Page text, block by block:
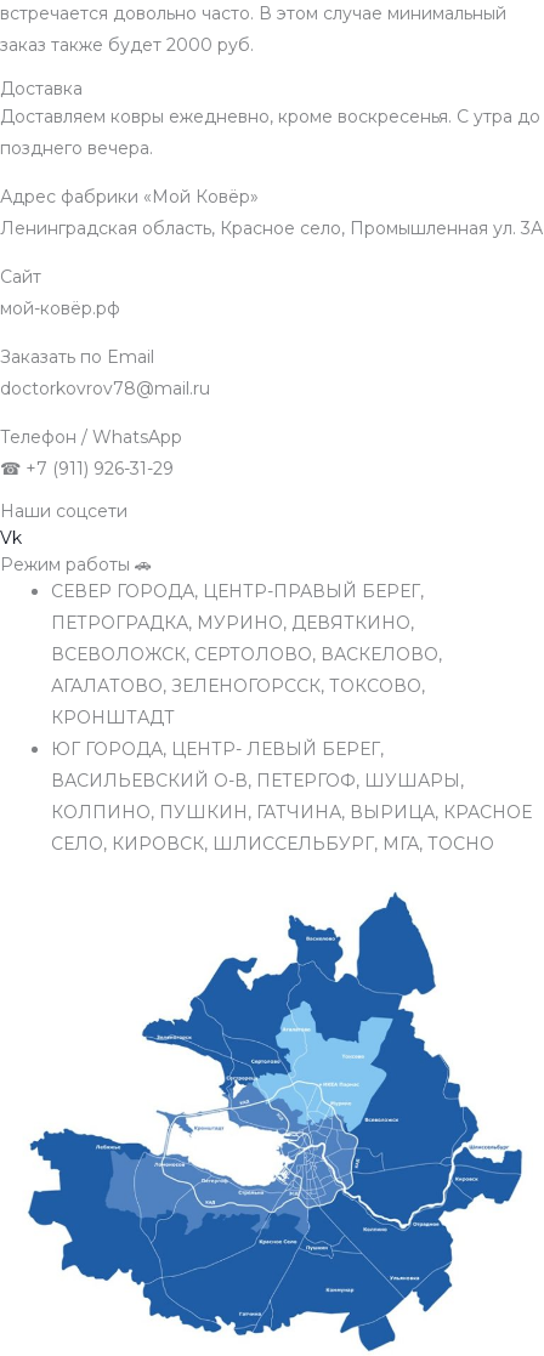
встречается довольно часто. В этом случае минимальный
заказ также будет 2000 руб.
Доставка
Доставляем ковры ежедневно, кроме воскресенья. С утра до
позднего вечера.
Адрес фабрики «Мой Ковёр»
Ленинградская область, Красное село, Промышленная ул. 3А
Сайт
мой-ковёр.рф
Заказать по Email
doctorkovrov78@mail.ru
Телефон / WhatsApp
☎ +7 (911) 926-31-29
Наши соцсети
Vk
Режим работы 🚗
СЕВЕР ГОРОДА, ЦЕНТР-ПРАВЫЙ БЕРЕГ,
ПЕТРОГРАДКА, МУРИНО, ДЕВЯТКИНО,
ВСЕВОЛОЖСК, СЕРТОЛОВО, ВАСКЕЛОВО,
АГАЛАТОВО, ЗЕЛЕНОГОРССК, ТОКСОВО,
КРОНШТАДТ
ЮГ ГОРОДА, ЦЕНТР- ЛЕВЫЙ БЕРЕГ,
ВАСИЛЬЕВСКИЙ О-В, ПЕТЕРГОФ, ШУШАРЫ,
КОЛПИНО, ПУШКИН, ГАТЧИНА, ВЫРИЦА, КРАСНОЕ
СЕЛО, КИРОВСК, ШЛИССЕЛЬБУРГ, МГА, ТОСНО